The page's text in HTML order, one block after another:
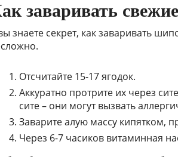
заваривать
знаете секрет, как заваривать
Отсчитайте 15-17 ягодок.
Аккуратно протрите их через
сите – они могут вызвать
Заварите алую массу кипятком,
Через 6-7 часиков витаминная